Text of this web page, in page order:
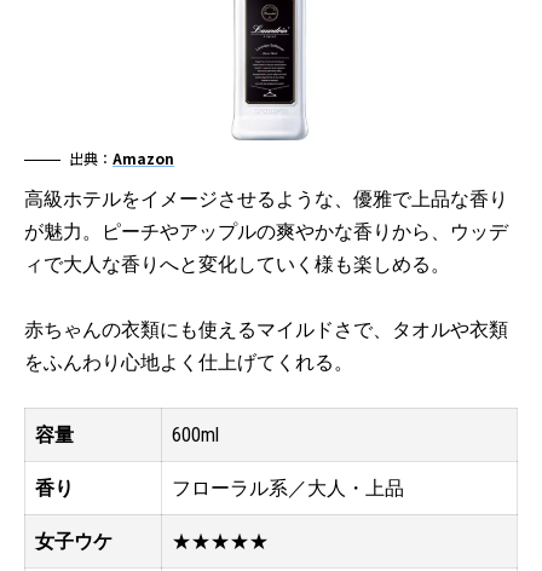
出典： Amazon
高級ホテルをイメージさせるような、優雅で上品な香り
が魅力。ピーチやアップルの爽やかな香りから、ウッデ
ィで大人な香りへと変化していく様も楽しめる。
赤ちゃんの衣類にも使えるマイルドさで、タオルや衣類
をふんわり心地よく仕上げてくれる。
容量 600ml
香り フローラル系／大人・上品
女子ウケ ★★★★★